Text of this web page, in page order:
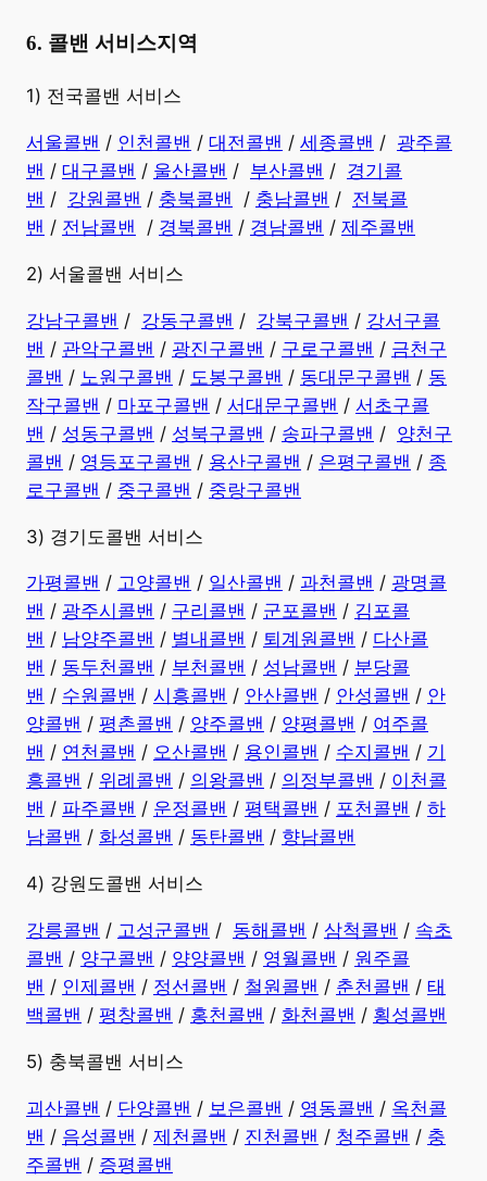
6. 콜밴 서비스지역
​1) 전국콜밴 서비스
서울콜밴 / 인천콜밴 / 대전콜밴 / 세종콜밴 / 광주콜
밴 / 대구콜밴 / 울산콜밴 / 부산콜밴 / 경기콜
밴 / 강원콜밴 / 충북콜밴 / 충남콜밴 / 전북콜
밴 / 전남콜밴 / 경북콜밴 / 경남콜밴 ​ / 제주콜밴
2) 서울콜밴 서비스
강남구콜밴 / 강동구콜밴 / 강북구콜밴 / 강서구콜
밴 / 관악구콜밴 / 광진구콜밴 / 구로구콜밴 / 금천구
콜밴 / 노원구콜밴 / 도봉구콜밴 / 동대문구콜밴 / 동
작구콜밴 / 마포구콜밴 / 서대문구콜밴 / 서초구콜
밴 / 성동구콜밴 / 성북구콜밴 / 송파구콜밴 / 양천구
콜밴 / 영등포구콜밴 / 용산구콜밴 / 은평구콜밴 / 종
로구콜밴 / 중구콜밴 / 중랑구콜밴
3) 경기도콜밴 서비스
가평콜밴 / 고양콜밴 / 일산콜밴 / 과천콜밴 / 광명콜
밴 / 광주시콜밴 / 구리콜밴 / 군포콜밴 / 김포콜
밴 / 남양주콜밴 / 별내콜밴 / 퇴계원콜밴 / 다산콜
밴 / 동두천콜밴 / 부천콜밴 / 성남콜밴 / 분당콜
밴 / 수원콜밴 / 시흥콜밴 / 안산콜밴 / 안성콜밴 / 안
양콜밴 / 평촌콜밴 / 양주콜밴 / 양평콜밴 / 여주콜
밴 / 연천콜밴 / 오산콜밴 / 용인콜밴 / 수지콜밴 / 기
흥콜밴 / 위례콜밴 / 의왕콜밴 / 의정부콜밴 / 이천콜
밴 / 파주콜밴 / 운정콜밴 / 평택콜밴 / 포천콜밴 / 하
남콜밴 / 화성콜밴 / 동탄콜밴 / 향남콜밴
4) 강원도콜밴 서비스
강릉콜밴 / 고성군콜밴 / 동해콜밴 / 삼척콜밴 / 속초
콜밴 / 양구콜밴 / 양양콜밴 / 영월콜밴 / 원주콜
밴 / 인제콜밴 / 정선콜밴 / 철원콜밴 / 춘천콜밴 / 태
백콜밴 / 평창콜밴 / 홍천콜밴 / 화천콜밴 / 횡성콜밴
5) 충북콜밴 서비스
괴산콜밴 / 단양콜밴 / 보은콜밴 / 영동콜밴 / 옥천콜
밴 / 음성콜밴 / 제천콜밴 / 진천콜밴 / 청주콜밴 / 충
주콜밴 / 증평콜밴